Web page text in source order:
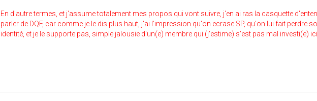
En d'autre termes, et j'assume totalement mes propos qui vont suivre, j'en ai ras la casquette
parler de DQF, car comme je le dis plus haut, j'ai l'impression qu'on ecrase SP, qu'on lui fait perdre
identité, et je le supporte pas, simple jalousie d'un(e) membre qui (j'estime) s'est pas mal investi(e) ici.